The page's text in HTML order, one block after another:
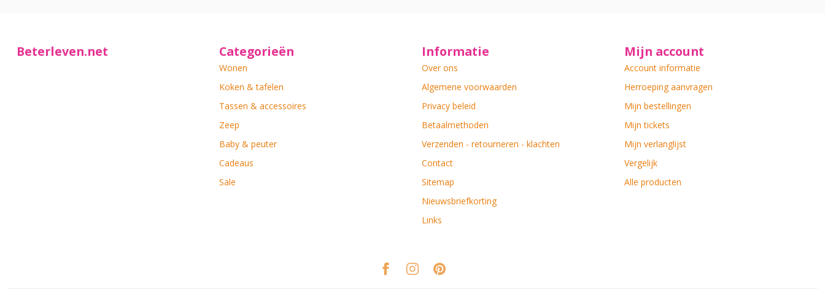
Beterleven.net Categorieën
Wonen
Koken & tafelen
Tassen & accessoires
Zeep
Baby & peuter
Cadeaus
Sale
Informatie
Over ons
Algemene voorwaarden
Privacy beleid
Betaalmethoden
Verzenden - retourneren - klachten
Contact
Sitemap
Nieuwsbriefkorting
Links
Mijn account
Account informatie
Herroeping aanvragen
Mijn bestellingen
Mijn tickets
Mijn verlanglijst
Vergelijk
Alle producten